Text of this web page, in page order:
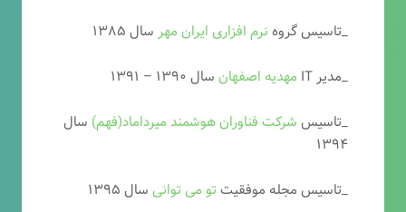
_تاسیس گروه نرم افزاری ایران مهر سال ۱۳۸۵
_مدیر IT
مهدیه اصفهان سال ۱۳۹۰ – ۱۳۹۱
_تاسیس شرکت فناوران هوشمند میرداماد(فهم) سال
۱۳۹۴
_تاسیس مجله موفقیتتو می توانی سال ۱۳۹۵